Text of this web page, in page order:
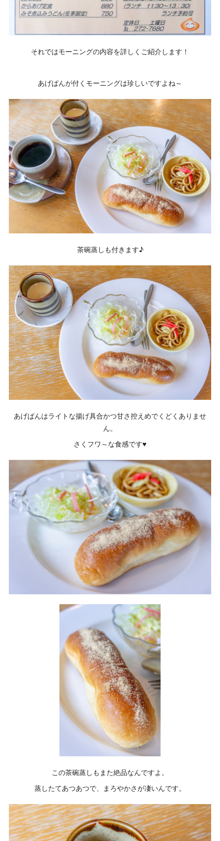
それではモーニングの内容を詳しくご紹介します！
あげぱんが付くモーニングは珍しいですよね～
茶碗蒸しも付きます♪
あげぱんはライトな揚げ具合かつ甘さ控えめでくどくありませ
ん。
さくフワ～な食感です♥
この茶碗蒸しもまた絶品なんですよ。
蒸したてあつあつで、まろやかさが凄いんです。